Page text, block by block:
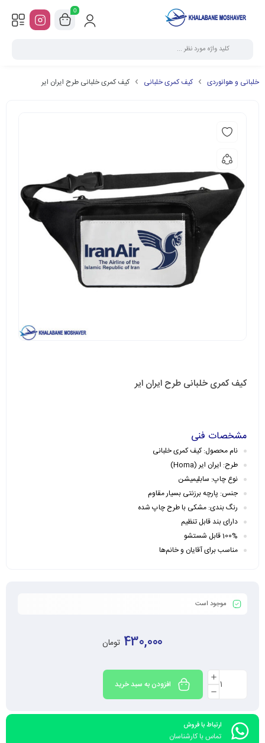
0
خلبانی و هوانوردی کیف کمری خلبانی کیف کمری خلبانی طرح ایران ایر
کیف کمری خلبانی طرح ایران ایر
مشخصات فنی
نام محصول: کیف کمری خلبانی
طرح: ایران ایر (Homa)
نوع چاپ: سابلیمیشن
جنس: پارچه برزنتی بسیار مقاوم
رنگ بندی: مشکی با طرح چاپ شده
دارای بند قابل تنظیم
100% قابل شستشو
مناسب برای آقایان و خانم‌ها
موجود است
430,000 تومان
افزودن به سبد خرید
ارتباط با فروش
تماس با کارشناسان